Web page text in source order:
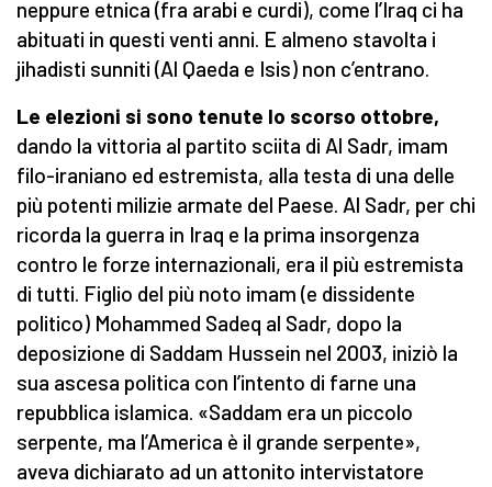
neppure etnica (fra arabi e curdi), come l’Iraq ci ha
abituati in questi venti anni. E almeno stavolta i
jihadisti sunniti (Al Qaeda e Isis) non c’entrano.
Le elezioni si sono tenute lo scorso ottobre,
dando la vittoria al partito sciita di Al Sadr, imam
filo-iraniano ed estremista, alla testa di una delle
più potenti milizie armate del Paese. Al Sadr, per chi
ricorda la guerra in Iraq e la prima insorgenza
contro le forze internazionali, era il più estremista
di tutti. Figlio del più noto imam (e dissidente
politico) Mohammed Sadeq al Sadr, dopo la
deposizione di Saddam Hussein nel 2003, iniziò la
sua ascesa politica con l’intento di farne una
repubblica islamica. «Saddam era un piccolo
serpente, ma l’America è il grande serpente»,
aveva dichiarato ad un attonito intervistatore